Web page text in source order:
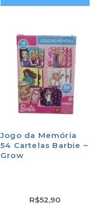
Jogo da Memória
54 Cartelas Barbie –
Grow
R$52,90